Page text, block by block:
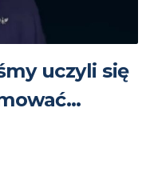
uczyli się